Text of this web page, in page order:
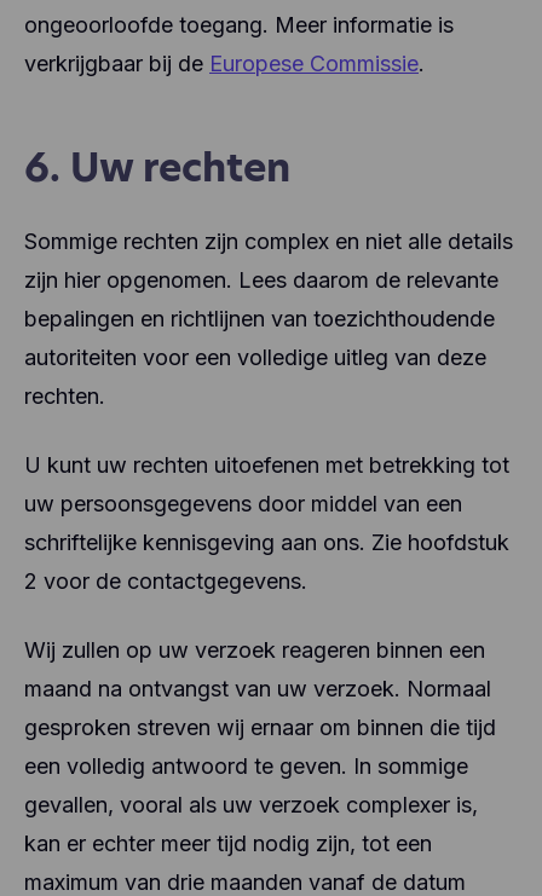
ongeoorloofde toegang. Meer informatie is
verkrijgbaar bij de Europese Commissie.
6. Uw rechten
Sommige rechten zijn complex en niet alle details
zijn hier opgenomen. Lees daarom de relevante
bepalingen en richtlijnen van toezichthoudende
autoriteiten voor een volledige uitleg van deze
rechten.
U kunt uw rechten uitoefenen met betrekking tot
uw persoonsgegevens door middel van een
schriftelijke kennisgeving aan ons. Zie hoofdstuk
2 voor de contactgegevens.
Wij zullen op uw verzoek reageren binnen een
maand na ontvangst van uw verzoek. Normaal
gesproken streven wij ernaar om binnen die tijd
een volledig antwoord te geven. In sommige
gevallen, vooral als uw verzoek complexer is,
kan er echter meer tijd nodig zijn, tot een
maximum van drie maanden vanaf de datum